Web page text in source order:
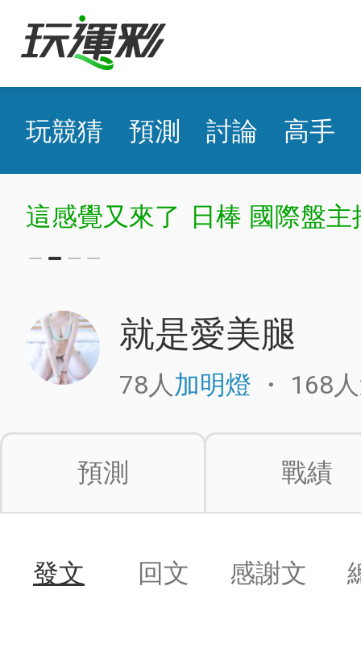
玩競猜 預測 討論 高手
這感覺又來了 日棒 國際盤
就是愛美腿
78人加明燈 ・ 168人
預測 戰績
發文 回文 感謝文